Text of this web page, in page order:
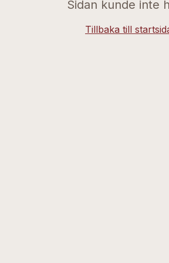
Sidan kunde inte
Tillbaka till